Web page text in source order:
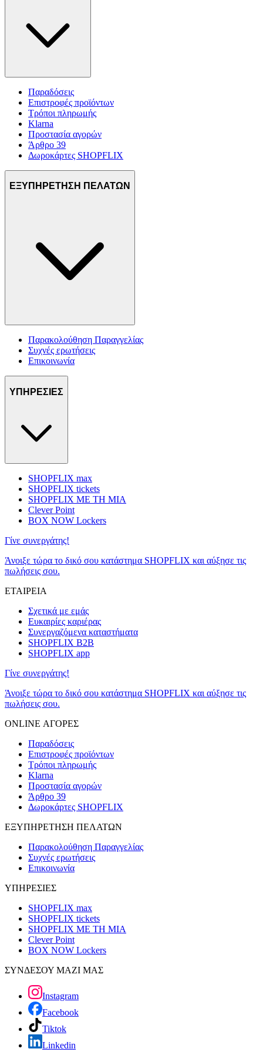
Παραδόσεις
Επιστροφές προϊόντων
Τρόποι πληρωμής
Klarna
Προστασία αγορών
Άρθρο 39
Δωροκάρτες SHOPFLIX
ΕΞΥΠΗΡΕΤΗΣΗ ΠΕΛΑΤΩΝ
Παρακολούθηση Παραγγελίας
Συχνές ερωτήσεις
Επικοινωνία
ΥΠΗΡΕΣΙΕΣ
SHOPFLIX max
SHOPFLIX tickets
SHOPFLIX ΜΕ ΤΗ ΜΙΑ
Clever Point
BOX NOW Lockers
Γίνε συνεργάτης!
Άνοιξε τώρα το δικό σου κατάστημα SHOPFLIX και αύξησε τις
πωλήσεις σου.
ΕΤΑΙΡΕΙΑ
Σχετικά με εμάς
Ευκαιρίες καριέρας
Συνεργαζόμενα καταστήματα
SHOPFLIX B2B
SHOPFLIX app
Γίνε συνεργάτης!
Άνοιξε τώρα το δικό σου κατάστημα SHOPFLIX και αύξησε τις
πωλήσεις σου.
ONLINE ΑΓΟΡΕΣ
Παραδόσεις
Επιστροφές προϊόντων
Τρόποι πληρωμής
Klarna
Προστασία αγορών
Άρθρο 39
Δωροκάρτες SHOPFLIX
ΕΞΥΠΗΡΕΤΗΣΗ ΠΕΛΑΤΩΝ
Παρακολούθηση Παραγγελίας
Συχνές ερωτήσεις
Επικοινωνία
ΥΠΗΡΕΣΙΕΣ
SHOPFLIX max
SHOPFLIX tickets
SHOPFLIX ΜΕ ΤΗ ΜΙΑ
Clever Point
BOX NOW Lockers
ΣΥΝΔΕΣΟΥ ΜΑΖΙ ΜΑΣ
Instagram
Facebook
Tiktok
Linkedin